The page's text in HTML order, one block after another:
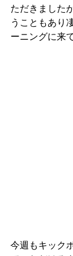
ただきました
うこともあり
ーニングに来
今週もキック